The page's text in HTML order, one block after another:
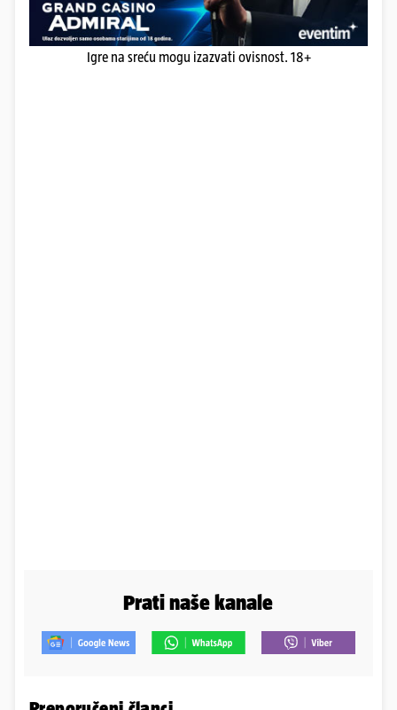
Igre na sreću mogu izazvati ovisnost. 18+
Prati naše kanale